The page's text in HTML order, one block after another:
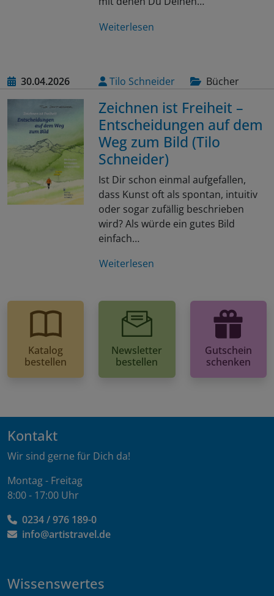
Weiterlesen
30.04.2026 Tilo Schneider Bücher
Zeichnen ist Freiheit –
Entscheidungen auf dem
Weg zum Bild (Tilo
Schneider)
Ist Dir schon einmal aufgefallen,
dass Kunst oft als spontan, intuitiv
oder sogar zufällig beschrieben
wird? Als würde ein gutes Bild
einfach…
Weiterlesen
Katalog
bestellen
Newsletter
bestellen
Gutschein
schenken
Kontakt
Wir sind gerne für Dich da!
Montag - Freitag
8:00 - 17:00 Uhr
0234 / 976 189-0
info@artistravel.de
Wissenswertes